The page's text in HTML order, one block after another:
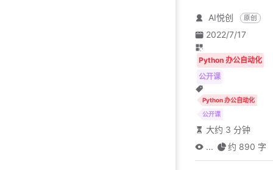
AI悦创 原创
2022/7/17
Python 办公自动化
公开课
Python 办公自动化
公开课
大约 3 分钟
...
约 890 字